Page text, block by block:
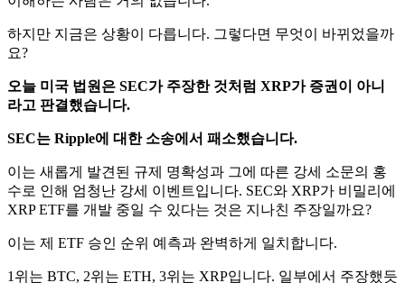
하지만 지금은 상황이 다릅니다. 그렇다면 무엇이 바뀌었을까
요?
오늘 미국 법원은 SEC가 주장한 것처럼 XRP가 증권이 아니
라고 판결했습니다.
SEC는 Ripple에 대한 소송에서 패소했습니다.
이는 새롭게 발견된 규제 명확성과 그에 따른 강세 소문의 홍
수로 인해 엄청난 강세 이벤트입니다. SEC와 XRP가 비밀리에
XRP ETF를 개발 중일 수 있다는 것은 지나친 주장일까요?
이는 제 ETF 승인 순위 예측과 완벽하게 일치합니다.
1위는 BTC, 2위는 ETH, 3위는 XRP입니다. 일부에서 주장했듯